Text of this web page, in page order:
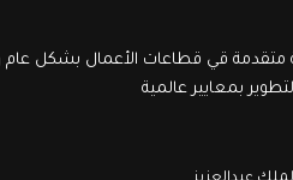
متقدمة قي قطاعات الأعمال بشكل عام
بمعايير عالمية